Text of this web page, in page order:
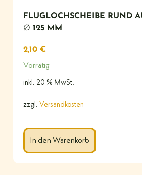
FLUGLOCHSCHEIBE RUND
∅ 125 MM
2,10 €
Vorrätig
inkl. 20 % MwSt.
zzgl. Versandkosten
In den Warenkorb